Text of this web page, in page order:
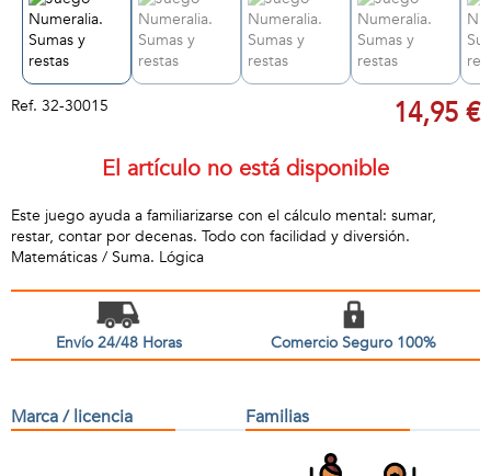
Ref. 32-30015 14,95 €
El artículo no está disponible
Este juego ayuda a familiarizarse con el cálculo mental: sumar,
restar, contar por decenas. Todo con facilidad y diversión.
Matemáticas / Suma. Lógica
Envío 24/48 Horas Comercio Seguro 100%
Marca / licencia Familias